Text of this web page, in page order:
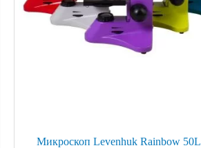
Микроскоп Levenhuk Rainbow 50L